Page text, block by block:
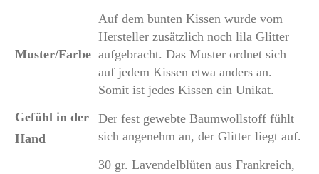
Muster/Farbe
Auf dem bunten Kissen wurde vom
Hersteller zusätzlich noch lila Glitter
aufgebracht. Das Muster ordnet sich
auf jedem Kissen etwa anders an.
Somit ist jedes Kissen ein Unikat.
Gefühl in der
Hand
Der fest gewebte Baumwollstoff fühlt
sich angenehm an, der Glitter liegt auf.
30 gr. Lavendelblüten aus Frankreich,